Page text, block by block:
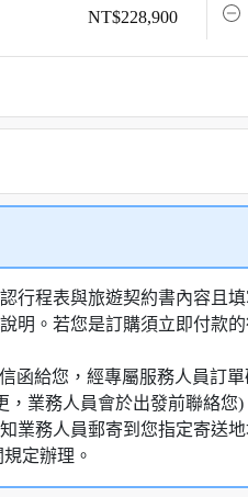
NT$228,900
行程表與旅遊契約書內容且
明。若您是訂購須立即付款
函給您，經專屬服務人員訂
業務人員會於出發前聯絡您)
業務人員郵寄到您指定寄送地
定辦理。